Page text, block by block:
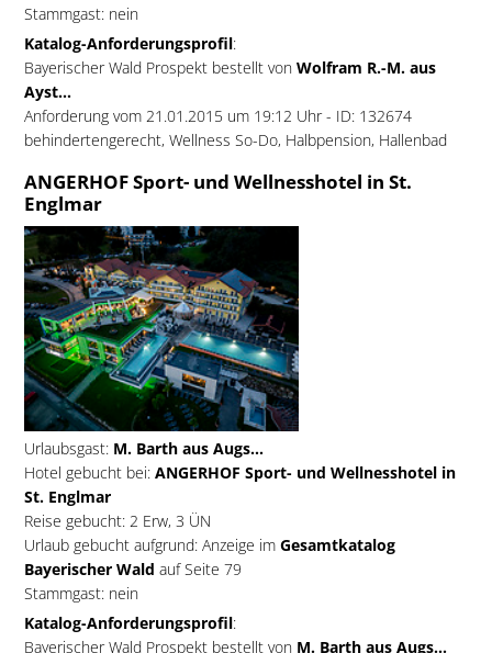
Stammgast: nein
Katalog-Anforderungsprofil:
Bayerischer Wald Prospekt bestellt von Wolfram R.-M. aus
Ayst...
Anforderung vom 21.01.2015 um 19:12 Uhr - ID: 132674
behindertengerecht, Wellness So-Do, Halbpension, Hallenbad
ANGERHOF Sport- und Wellnesshotel in St.
Englmar
Urlaubsgast: M. Barth aus Augs...
Hotel gebucht bei: ANGERHOF Sport- und Wellnesshotel in
St. Englmar
Reise gebucht: 2 Erw, 3 ÜN
Urlaub gebucht aufgrund: Anzeige im Gesamtkatalog
Bayerischer Wald auf Seite 79
Stammgast: nein
Katalog-Anforderungsprofil:
Bayerischer Wald Prospekt bestellt von M. Barth aus Augs...